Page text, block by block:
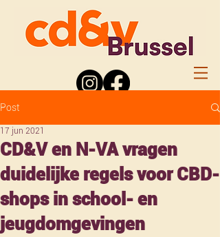
Post
CD&V en N-VA vragen
duidelijke regels voor CBD-
shops in school- en
jeugdomgevingen
17 jun 2021